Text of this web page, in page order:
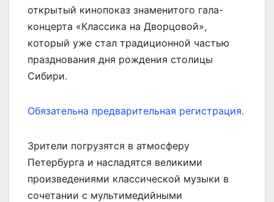
открытый кинопоказ знаменитого гала-
концерта «Классика на Дворцовой»,
который уже стал традиционной частью
празднования дня рождения столицы
Сибири.
Обязательна предварительная регистрация.
Зрители погрузятся в атмосферу
Петербурга и насладятся великими
произведениями классической музыки в
сочетании с мультимедийными